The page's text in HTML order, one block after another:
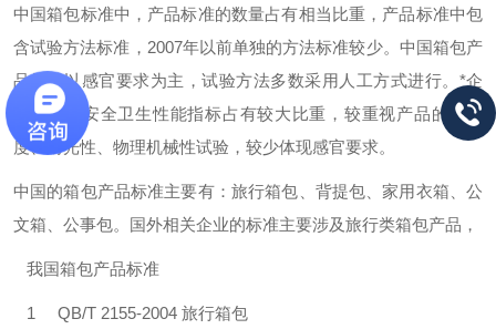
中国箱包标准中，产品标准的数量占有相当比重，产品标准中包
含试验方法标准，2007年以前单独的方法标准较少。中国箱包产
品标准以感官要求为主，试验方法多数采用人工方式进行。*企
业标准中安全卫生性能指标占有较大比重，较重视产品的色牢
度、耐光性、物理机械性试验，较少体现感官要求。
中国的箱包产品标准主要有：旅行箱包、背提包、家用衣箱、公
文箱、公事包。国外相关企业的标准主要涉及旅行类箱包产品，
我国箱包产品标准
1 QB/T 2155-2004 旅行箱包